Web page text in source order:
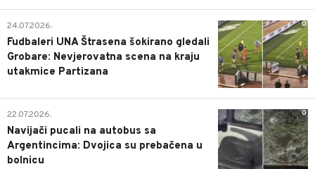
0
24.07.2026.
Fudbaleri UNA Štrasena šokirano gledali
Grobare: Nevjerovatna scena na kraju
utakmice Partizana
0
22.07.2026.
Navijači pucali na autobus sa
Argentincima: Dvojica su prebačena u
bolnicu